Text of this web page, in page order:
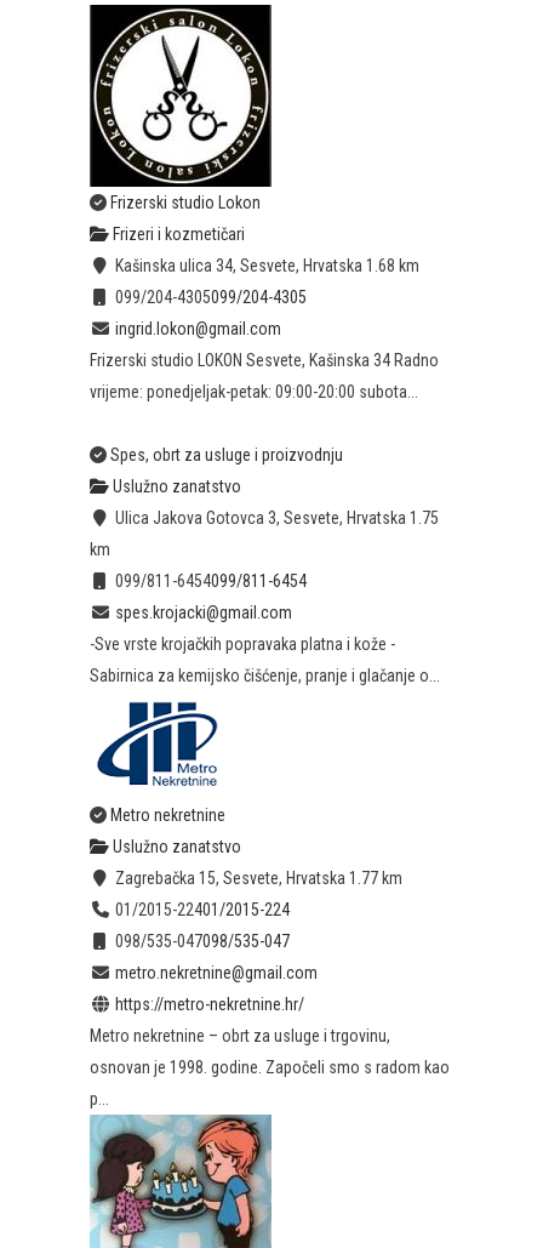
Frizerski studio Lokon
Frizeri i kozmetičari
Kašinska ulica 34, Sesvete, Hrvatska 1.68 km
099/204-4305099/204-4305
ingrid.lokon@gmail.com
Frizerski studio LOKON Sesvete, Kašinska 34 Radno
vrijeme: ponedjeljak-petak: 09:00-20:00 subota...
Spes, obrt za usluge i proizvodnju
Uslužno zanatstvo
Ulica Jakova Gotovca 3, Sesvete, Hrvatska 1.75
km
099/811-6454099/811-6454
spes.krojacki@gmail.com
-Sve vrste krojačkih popravaka platna i kože -
Sabirnica za kemijsko čišćenje, pranje i glačanje o...
Metro nekretnine
Uslužno zanatstvo
Zagrebačka 15, Sesvete, Hrvatska 1.77 km
01/2015-22401/2015-224
098/535-047098/535-047
metro.nekretnine@gmail.com
https://metro-nekretnine.hr/
Metro nekretnine – obrt za usluge i trgovinu,
osnovan je 1998. godine. Započeli smo s radom kao
p...